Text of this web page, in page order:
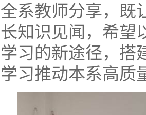
系教师分享，既
知识见闻，希望
习的新途径，
习推动本系高质